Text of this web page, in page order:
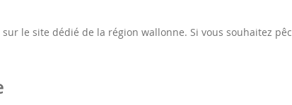
le site dédié de la région wallonne. Si vous souhaitez